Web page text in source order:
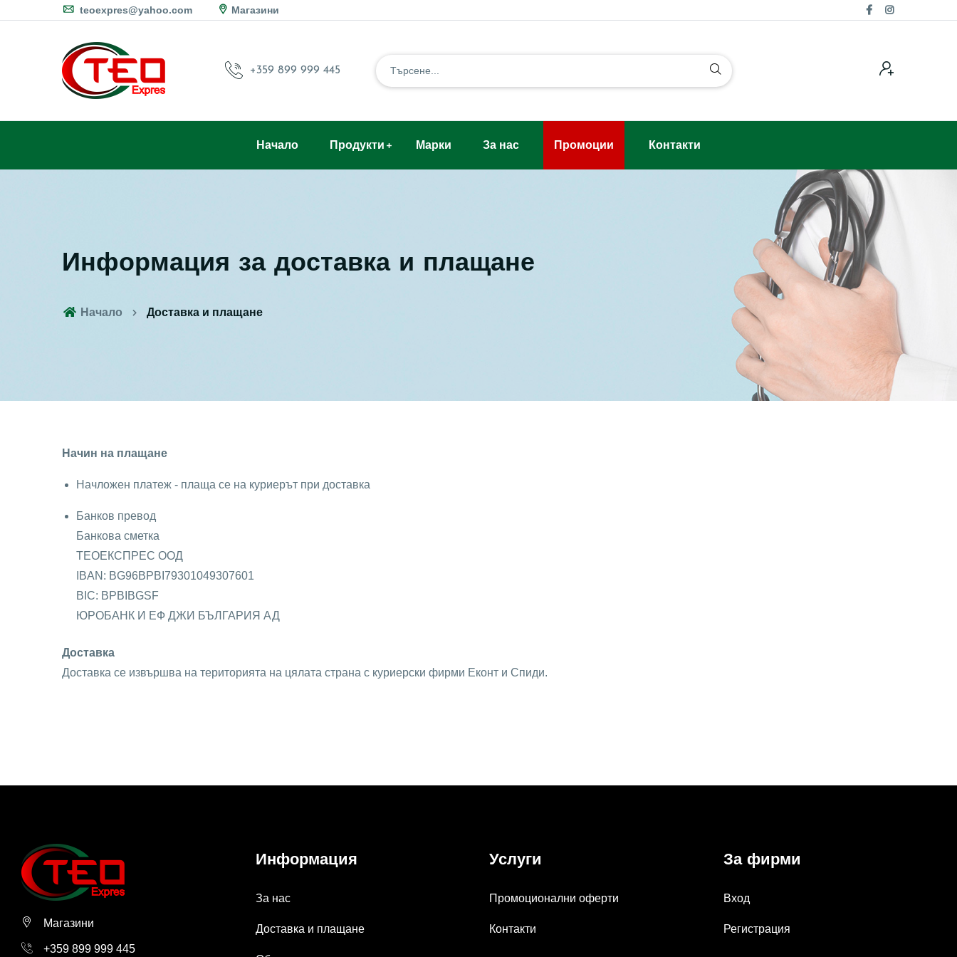
teoexpres@yahoo.com Магазини
+359 899 999 445
Начало Продукти Марки За нас Промоции Контакти
Информация за доставка и плащане
Начало Доставка и плащане
Начин на плащане
Начложен платеж - плаща се на куриерът при доставка
Банков превод
Банкова сметка
ТЕОЕКСПРЕС ООД
IBAN: BG96BPBI79301049307601
BIC: BPBIBGSF
ЮРОБАНК И ЕФ ДЖИ БЪЛГАРИЯ АД
Доставка
Доставка се извършва на територията на цялата страна с куриерски фирми Еконт и Спиди.
Магазини
+359 899 999 445
Информация
За нас
Доставка и плащане
Услуги
Промоционални оферти
Контакти
За фирми
Вход
Регистрация